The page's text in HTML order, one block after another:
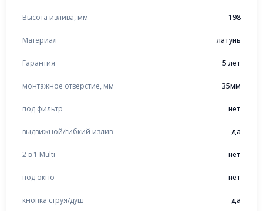
Высота излива, мм 198
Материал латунь
Гарантия 5 лет
монтажное отверстие, мм 35мм
под фильтр нет
выдвижной/гибкий излив да
2 в 1 Multi нет
под окно нет
кнопка струя/душ да